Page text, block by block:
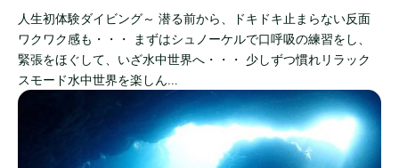
人生初体験ダイビング～ 潜る前から、ドキドキ止まらない反面
ワクワク感も・・・ まずはシュノーケルで口呼吸の練習をし、
緊張をほぐして、いざ水中世界へ・・・ 少しずつ慣れリラック
スモード水中世界を楽しん…